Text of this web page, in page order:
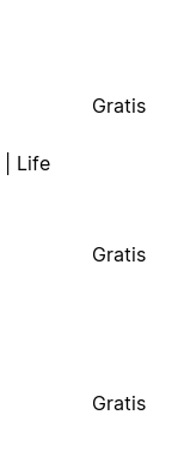
| Life
Gratis
Gratis
Gratis